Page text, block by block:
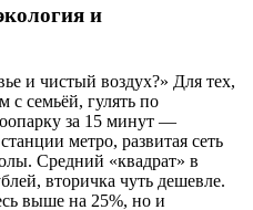
и
и чистый воздух?» Для тех,
с семьёй, гулять по
за 15 минут —
метро, развитая сеть
Средний «квадрат» в
вторичка чуть дешевле.
выше на 25%, но и